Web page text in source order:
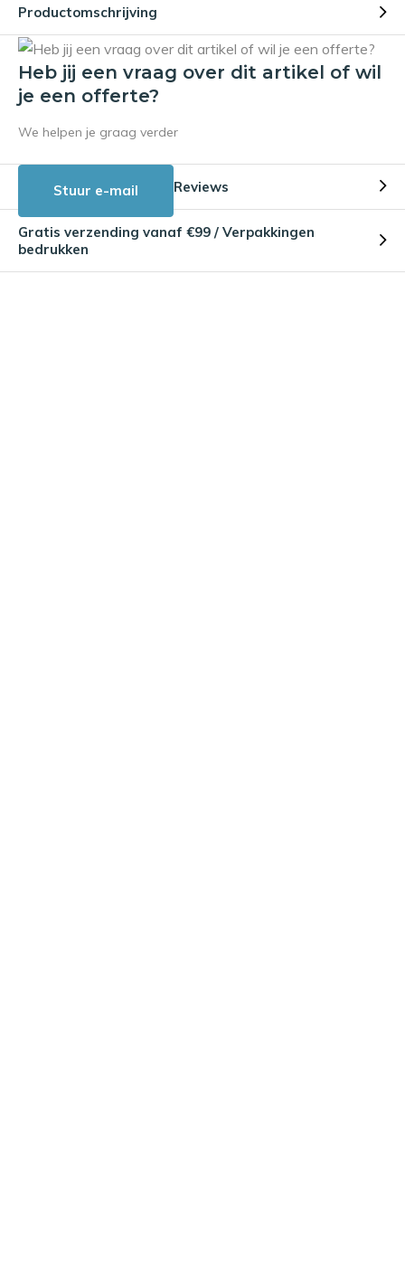
Productomschrijving
Heb jij een vraag over dit artikel of wil
je een offerte?
We helpen je graag verder
Stuur e-mail Reviews
Gratis verzending vanaf €99 / Verpakkingen
bedrukken